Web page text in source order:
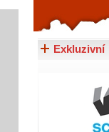
Exkluzivní